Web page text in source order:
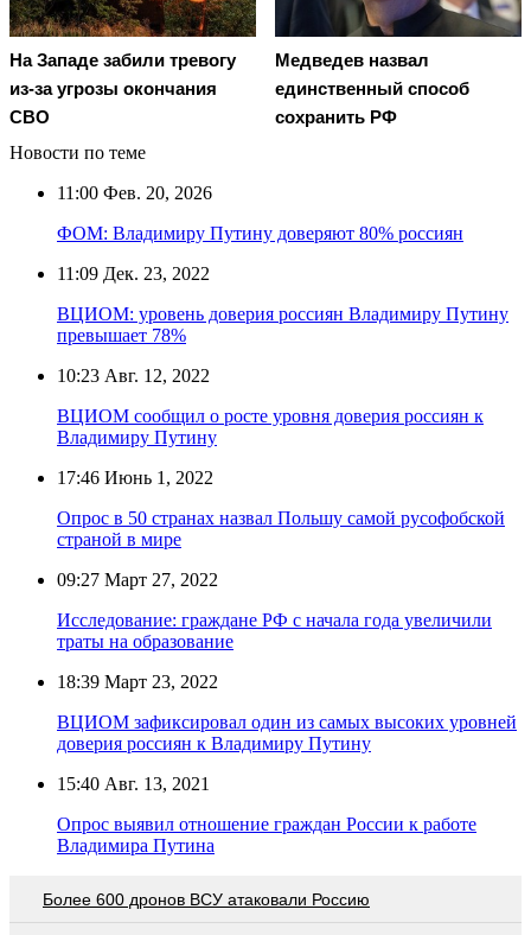
На Западе забили тревогу
из-за угрозы окончания
СВО
Медведев назвал
единственный способ
сохранить РФ
Новости по теме
11:00 Фев. 20, 2026
ФОМ: Владимиру Путину доверяют 80% россиян
11:09 Дек. 23, 2022
ВЦИОМ: уровень доверия россиян Владимиру Путину
превышает 78%
10:23 Авг. 12, 2022
ВЦИОМ сообщил о росте уровня доверия россиян к
Владимиру Путину
17:46 Июнь 1, 2022
Опрос в 50 странах назвал Польшу самой русофобской
страной в мире
09:27 Март 27, 2022
Исследование: граждане РФ с начала года увеличили
траты на образование
18:39 Март 23, 2022
ВЦИОМ зафиксировал один из самых высоких уровней
доверия россиян к Владимиру Путину
15:40 Авг. 13, 2021
Опрос выявил отношение граждан России к работе
Владимира Путина
Более 600 дронов ВСУ атаковали Россию